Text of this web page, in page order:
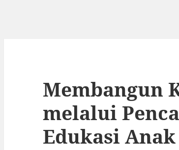
Membangun
melalui
Edukasi Anak